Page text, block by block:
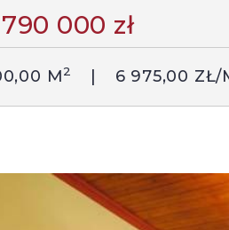
000 zł
M2 6 975,00 ZŁ/